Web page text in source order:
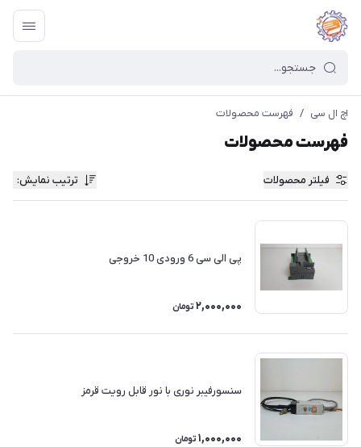
اچ ال سی / فهرست محصولات
فهرست محصولات
فیلتر محصولات ترتیب نمایش:
پی الی سی 6 ورودی 10 خروجی
2,000,000 تومان
سنسورفیبر نوری با نور قابل رویت قرمز
1,000,000 تومان